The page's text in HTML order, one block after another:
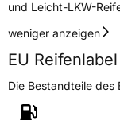
EffizienzC
NasshaftungC
und Leicht-LKW-
weniger anzeigen
EU Reifenlabel
Die Bestandteile des